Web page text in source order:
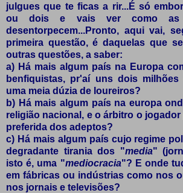
julgues que te ficas a rir...É só
ou dois e vais ver como as
desentorpecem...Pronto, aqui vai,
primeira questão, é daquelas que
outras questões, a saber:
a) Há mais algum país na Europa
benfiquistas, pr'aí uns dois
uma meia dúzia de loureiros?
b) Há mais algum país na europa
religião nacional, e o árbitro o
preferida dos adeptos?
c) Há mais algum país cujo regime
degradante tirania dos "media"
isto é, uma "mediocracia"? E onde
em fábricas ou indústrias como nos
nos jornais e televisões?